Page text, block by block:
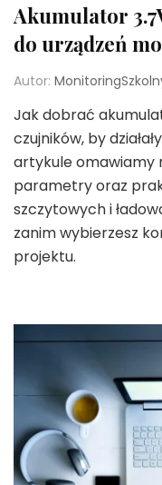
Akumulator
do urządzeń
Autor:
Jak dobrać
czujników, by
artykule omawiamy
parametry oraz
szczytowych i
zanim wybierzesz
projektu.